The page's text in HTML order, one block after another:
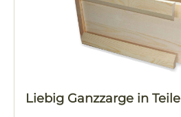
Liebig Ganzzarge in Teile